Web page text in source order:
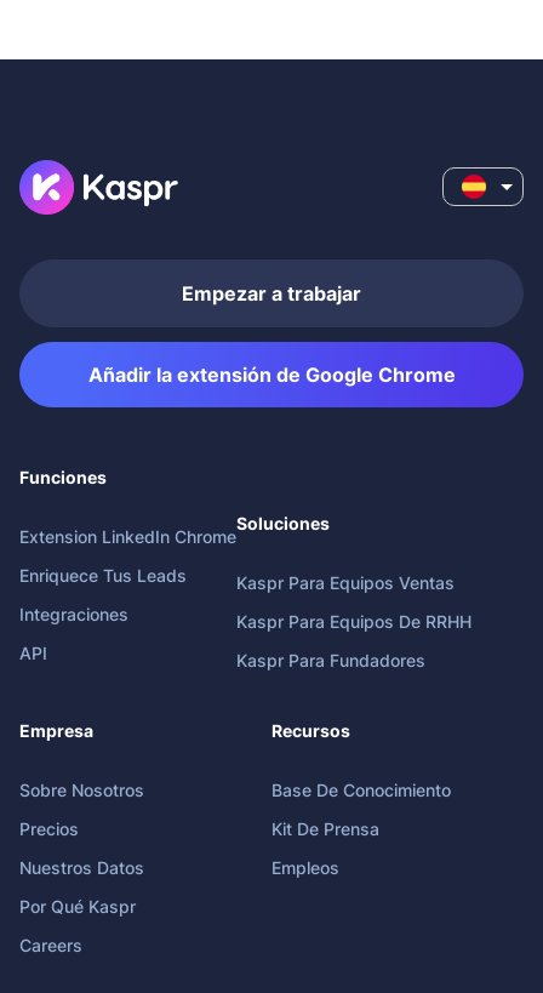
Empezar a trabajar
Añadir la extensión de Google Chrome
Funciones
Extension LinkedIn Chrome
Enriquece Tus Leads
Integraciones
API
Soluciones
Kaspr Para Equipos Ventas
Kaspr Para Equipos De RRHH
Kaspr Para Fundadores
Empresa
Sobre Nosotros
Precios
Nuestros Datos
Por Qué Kaspr
Careers
Recursos
Base De Conocimiento
Kit De Prensa
Empleos